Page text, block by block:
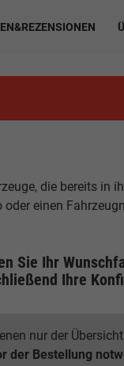
die bereits in
einen
Sie Ihr
Ihre
nur der
der Bestellung